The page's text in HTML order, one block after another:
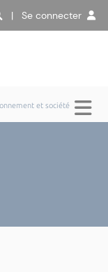
| Se connecter
et société